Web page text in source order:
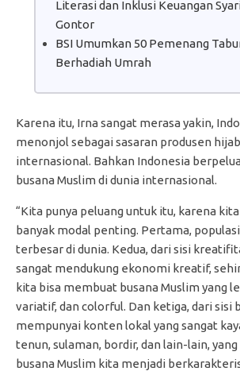
Literasi dan Inklusi Keuangan
Gontor
BSI Umumkan 50 Pemenang
Berhadiah Umrah
Karena itu, Irna sangat merasa yakin,
menonjol sebagai sasaran produsen
internasional. Bahkan Indonesia
busana Muslim di dunia internasional.
“Kita punya peluang untuk itu, karena
banyak modal penting. Pertama,
terbesar di dunia. Kedua, dari sisi
sangat mendukung ekonomi kreatif,
kita bisa membuat busana Muslim yang
variatif, dan colorful. Dan ketiga, dari sisi
mempunyai konten lokal yang sangat
tenun, sulaman, bordir, dan lain-lain,
busana Muslim kita menjadi